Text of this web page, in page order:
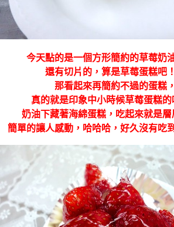
今天點的是一個方形簡約的草莓奶
還有切片的，算是草莓蛋糕吧
那看起來再簡約不過的蛋糕，
真的就是印象中小時候草莓蛋糕的
奶油下藏著海綿蛋糕，吃起來就是層
簡單的讓人感動，哈哈哈，好久沒有吃